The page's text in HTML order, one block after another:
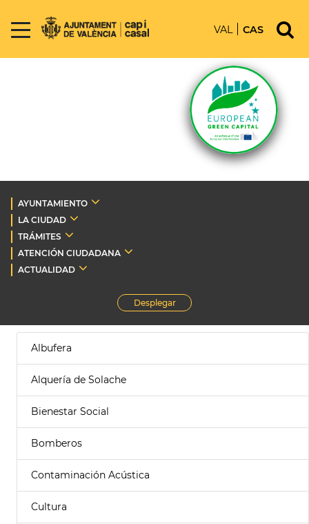
VAL CAS
AYUNTAMIENTO
LA CIUDAD
TRÁMITES
ATENCIÓN CIUDADANA
ACTUALIDAD
Desplegar
Albufera
Alquería de Solache
Bienestar Social
Bomberos
Contaminación Acústica
Cultura